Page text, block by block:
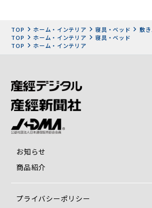
TOP ホーム・インテリア 寝具・ベッド
敷
TOP
ホーム・インテリア
寝具・ベッド
TOP
ホーム・インテリア
お知らせ
商品紹介
プライバシーポリシー